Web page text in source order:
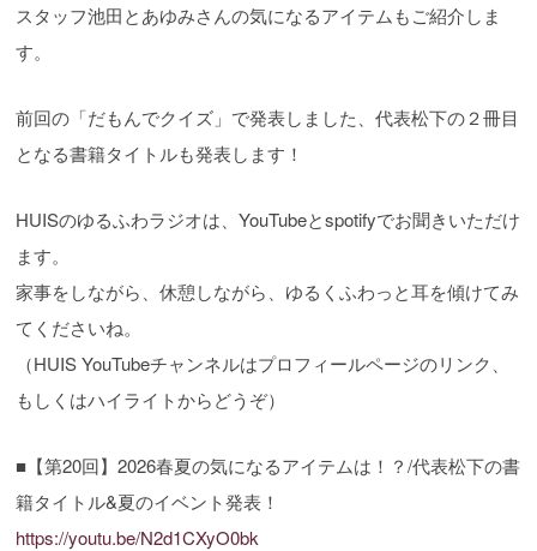
スタッフ池田とあゆみさんの気になるアイテムもご紹介しま
す。
前回の「だもんでクイズ」で発表しました、代表松下の２冊目
となる書籍タイトルも発表します！
HUISのゆるふわラジオは、YouTubeとspotifyでお聞きいただけ
ます。
家事をしながら、休憩しながら、ゆるくふわっと耳を傾けてみ
てくださいね。
（HUIS YouTubeチャンネルはプロフィールページのリンク、
もしくはハイライトからどうぞ）
■【第20回】2026春夏の気になるアイテムは！？/代表松下の書
籍タイトル&夏のイベント発表！
https://youtu.be/N2d1CXyO0bk